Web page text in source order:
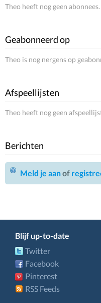
Theo heeft nog geen abonnees.
Geabonneerd op
Theo is nog nergens op
Afspeellijsten
Theo heeft nog geen
Berichten
Meld je aanof
Blijf up-to-date
Twitter
Facebook
Pinterest
RSS Feeds